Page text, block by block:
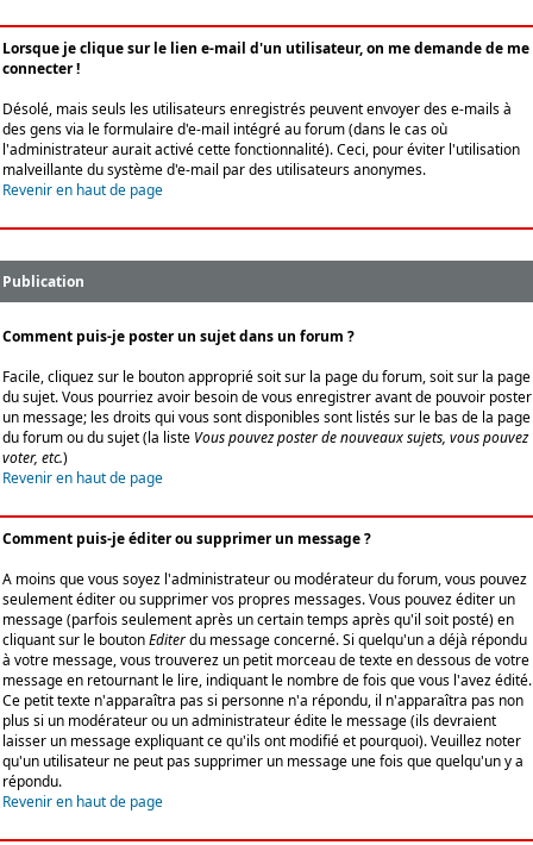
Lorsque je clique sur le lien e-mail d'un utilisateur, on me demande de me
connecter !
Désolé, mais seuls les utilisateurs enregistrés peuvent envoyer des e-mails à
des gens via le formulaire d'e-mail intégré au forum (dans le cas où
l'administrateur aurait activé cette fonctionnalité). Ceci, pour éviter l'utilisation
malveillante du système d'e-mail par des utilisateurs anonymes.
Revenir en haut de page
Publication
Comment puis-je poster un sujet dans un forum ?
Facile, cliquez sur le bouton approprié soit sur la page du forum, soit sur la page
du sujet. Vous pourriez avoir besoin de vous enregistrer avant de pouvoir poster
un message; les droits qui vous sont disponibles sont listés sur le bas de la page
du forum ou du sujet (la liste Vous pouvez poster de nouveaux sujets, vous pouvez
voter, etc.)
Revenir en haut de page
Comment puis-je éditer ou supprimer un message ?
A moins que vous soyez l'administrateur ou modérateur du forum, vous pouvez
seulement éditer ou supprimer vos propres messages. Vous pouvez éditer un
message (parfois seulement après un certain temps après qu'il soit posté) en
cliquant sur le boutonEditerdu message concerné. Si quelqu'un a déjà répondu
à votre message, vous trouverez un petit morceau de texte en dessous de votre
message en retournant le lire, indiquant le nombre de fois que vous l'avez édité.
Ce petit texte n'apparaîtra pas si personne n'a répondu, il n'apparaîtra pas non
plus si un modérateur ou un administrateur édite le message (ils devraient
laisser un message expliquant ce qu'ils ont modifié et pourquoi). Veuillez noter
qu'un utilisateur ne peut pas supprimer un message une fois que quelqu'un y a
répondu.
Revenir en haut de page